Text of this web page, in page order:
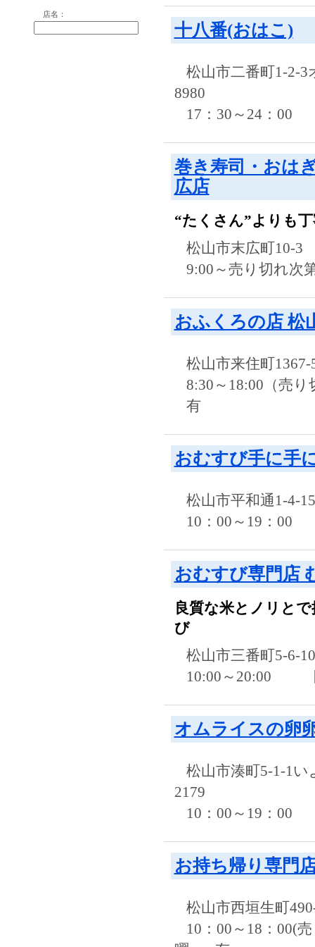
店名：
十八番(おはこ)
松山市二番町1-2-3
8980
17：30～24：00
巻き寿司・おは
広店
“たくさん”よりも
松山市末広町10-3
9:00～売り切れ
おふくろの店 松
松山市来住町1367-
8:30～18:00（売
有
おむすび手に手
松山市平和通1-4-15
10：00～19：00
おむすび専門店
良質な米とノリと
び
松山市三番町5-6-10
10:00～20:00
オムライスの卵
松山市湊町5-1-1い
2179
10：00～19：00
お持ち帰り専門
松山市西垣生町
10：00～18：00(